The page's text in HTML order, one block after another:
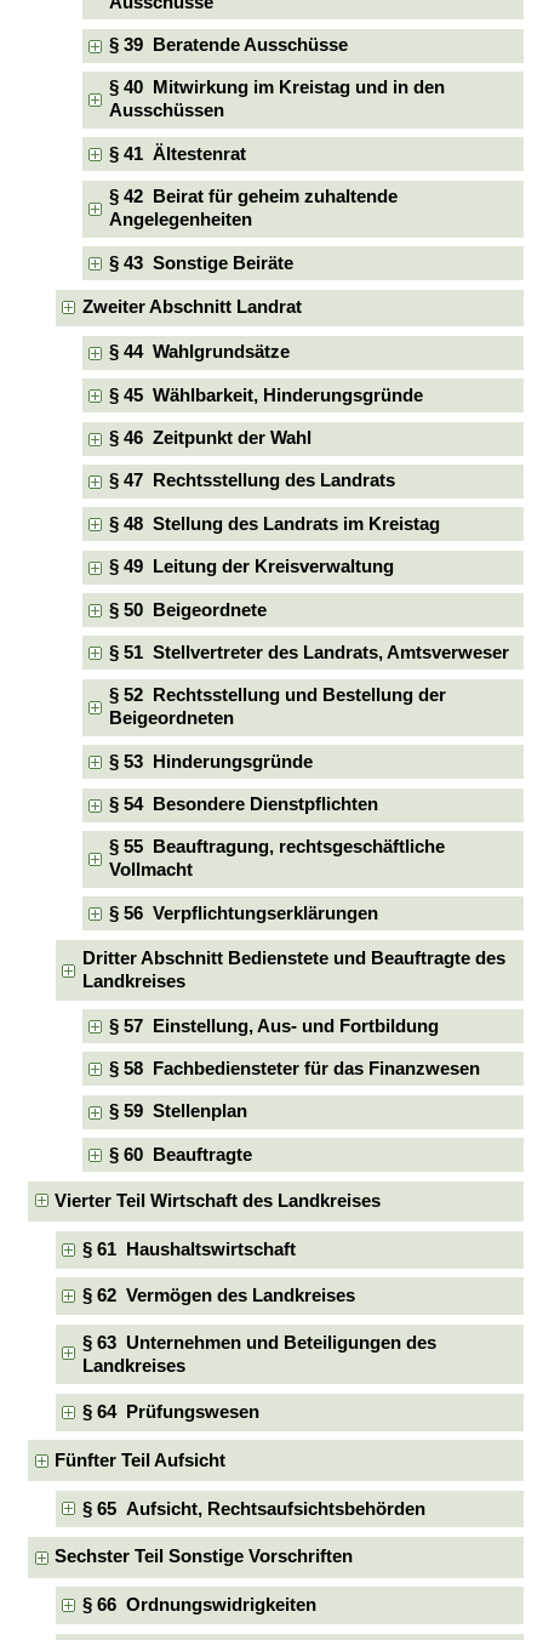
§ 39 Beratende Ausschüsse
§ 40 Mitwirkung im Kreistag und in den
Ausschüssen
§ 41 Ältestenrat
§ 42 Beirat für geheim zuhaltende
Angelegenheiten
§ 43 Sonstige Beiräte
Zweiter Abschnitt Landrat
§ 44 Wahlgrundsätze
§ 45 Wählbarkeit, Hinderungsgründe
§ 46 Zeitpunkt der Wahl
§ 47 Rechtsstellung des Landrats
§ 48 Stellung des Landrats im Kreistag
§ 49 Leitung der Kreisverwaltung
§ 50 Beigeordnete
§ 51 Stellvertreter des Landrats, Amtsverweser
§ 52 Rechtsstellung und Bestellung der
Beigeordneten
§ 53 Hinderungsgründe
§ 54 Besondere Dienstpflichten
§ 55 Beauftragung, rechtsgeschäftliche
Vollmacht
§ 56 Verpflichtungserklärungen
Dritter Abschnitt Bedienstete und Beauftragte des
Landkreises
§ 57 Einstellung, Aus- und Fortbildung
§ 58 Fachbediensteter für das Finanzwesen
§ 59 Stellenplan
§ 60 Beauftragte
Vierter Teil Wirtschaft des Landkreises
§ 61 Haushaltswirtschaft
§ 62 Vermögen des Landkreises
§ 63 Unternehmen und Beteiligungen des
Landkreises
§ 64 Prüfungswesen
Fünfter Teil Aufsicht
§ 65 Aufsicht, Rechtsaufsichtsbehörden
Sechster Teil Sonstige Vorschriften
§ 66 Ordnungswidrigkeiten